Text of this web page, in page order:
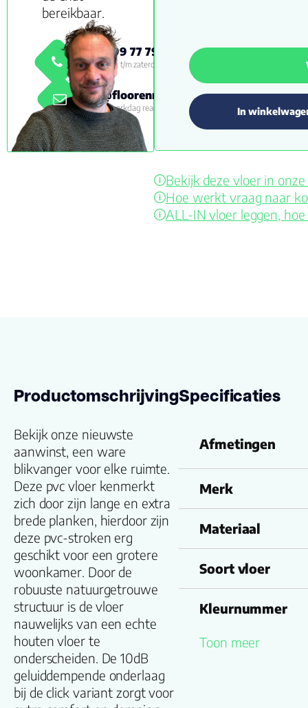
bereikbaar.
0800 999 77 79
Maandag t/m zaterdag 09:00 -
18:00
info@floorenmore.nl
Binnen 1 werkdag reactie In
Bekijk deze vloer in
Hoe werkt vraag naar
ALL-IN vloer leggen,
Productomschrijving
Bekijk onze nieuwste
aanwinst, een ware
blikvanger voor elke ruimte.
Deze pvc vloer kenmerkt
zich door zijn lange en extra
brede planken, hierdoor zijn
deze pvc-stroken erg
geschikt voor een grotere
woonkamer. Door de
robuuste natuurgetrouwe
structuur is de vloer
nauwelijks van een echte
houten vloer te
onderscheiden. De 10dB
geluiddempende onderlaag
bij de click variant zorgt voor
Specificaties
Afmetingen
Merk
Materiaal
Soort vloer
Kleurnummer
Familienaam
Toon meer